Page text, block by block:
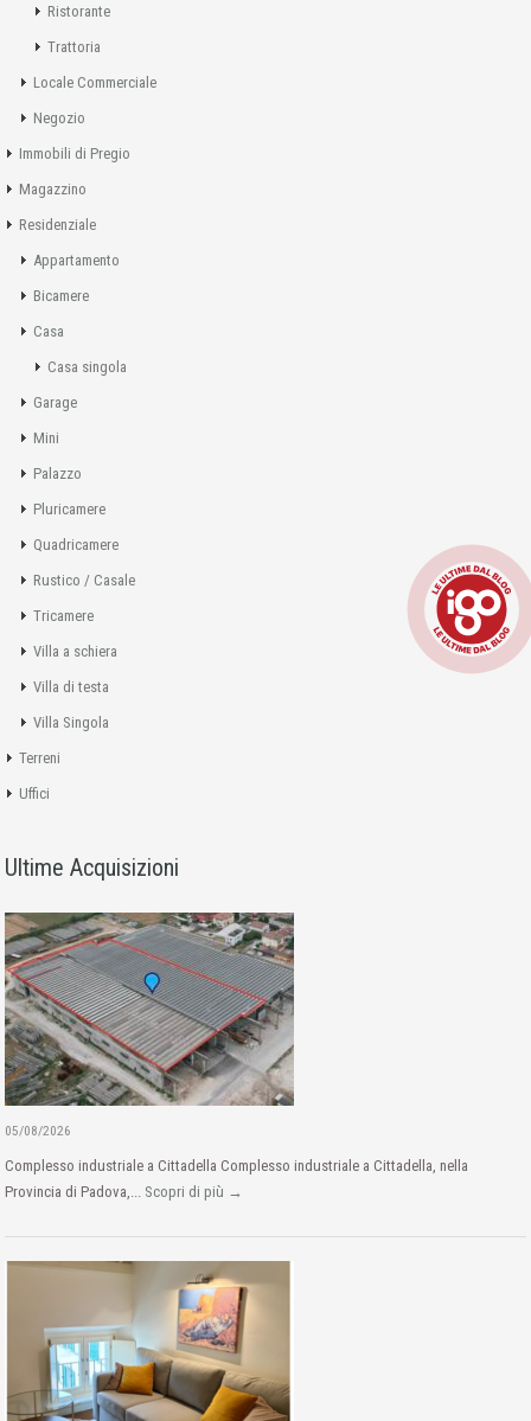
Ristorante
Trattoria
Locale Commerciale
Negozio
Immobili di Pregio
Magazzino
Residenziale
Appartamento
Bicamere
Casa
Casa singola
Garage
Mini
Palazzo
Pluricamere
Quadricamere
Rustico / Casale
Tricamere
Villa a schiera
Villa di testa
Villa Singola
Terreni
Uffici
Ultime Acquisizioni
05/08/2026
Complesso industriale a Cittadella Complesso industriale a Cittadella, nella
Provincia di Padova,... Scopri di più →